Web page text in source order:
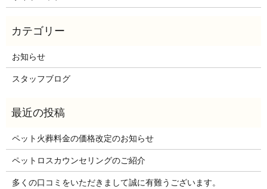
お知らせ
スタッフブログ
ペット火葬料金の価格改定のお知らせ
ペットロスカウンセリングのご紹介
多くの口コミをいただきまして誠に有難うございます。